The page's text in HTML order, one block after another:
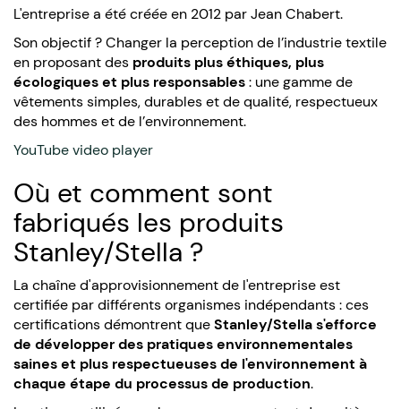
L'entreprise a été créée en 2012 par Jean Chabert.
Son objectif ? Changer la perception de l’industrie textile
en proposant des produits plus éthiques, plus
écologiques et plus responsables: une gamme de
vêtements simples, durables et de qualité, respectueux
des hommes et de l’environnement.
YouTube video player
Où et comment sont
fabriqués les produits
Stanley/Stella ?
La chaîne d'approvisionnement de l'entreprise est
certifiée par différents organismes indépendants : ces
certifications démontrent queStanley/Stella s'efforce
de développer des pratiques environnementales
saines et plus respectueuses de l'environnement à
chaque étape du processus de production.